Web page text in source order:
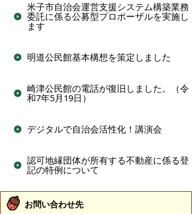
米子市自治会運営支援システム構築業務
委託に係る公募型プロポーザルを実施し
ます
明道公民館基本構想を策定しました
崎津公民館の電話が復旧しました。（令
和7年5月19日）
デジタルで自治会活性化！講演会
認可地縁団体が所有する不動産に係る登
記の特例について
お問い合わせ先